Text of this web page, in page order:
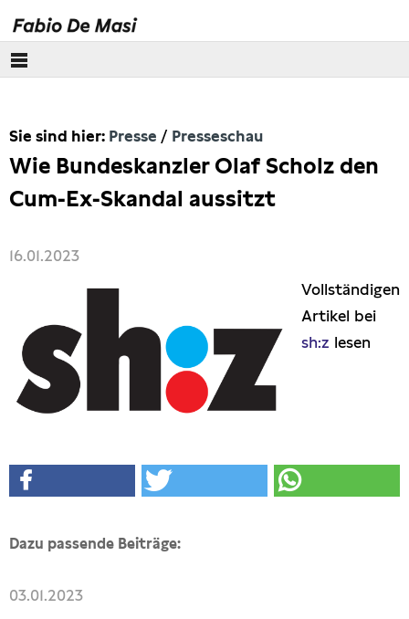
Europäisches Parlament
Themen
Interviews
Artikel
Publikationen
Anfragen (Archivseite)
Sie sind hier: Presse Presseschau
Wie Bundeskanzler Olaf Scholz den
Cum-Ex-Skandal aussitzt
16.01.2023
Vollständigen
Artikel bei
sh:z lesen
Dazu passende Beiträge:
03.01.2023